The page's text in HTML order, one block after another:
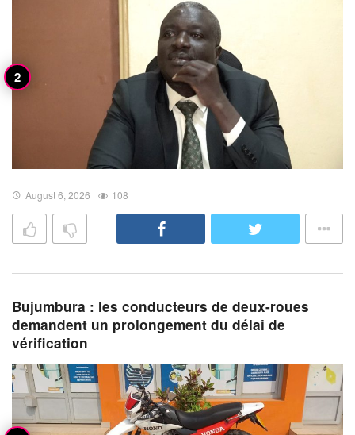
August 6, 2026 108
Bujumbura : les conducteurs de deux-roues
demandent un prolongement du délai de
vérification